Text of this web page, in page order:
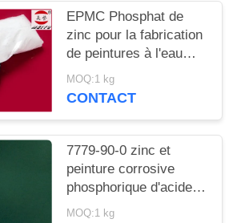
EPMC Phosphat de
zinc pour la fabrication
de peintures à l'eau
avec des peintures
antirouille basses en
MOQ:1 kg
CONTACT
7779-90-0 zinc et
peinture corrosive
phosphorique d'acide
d'Acidzinc et
MOQ:1 kg